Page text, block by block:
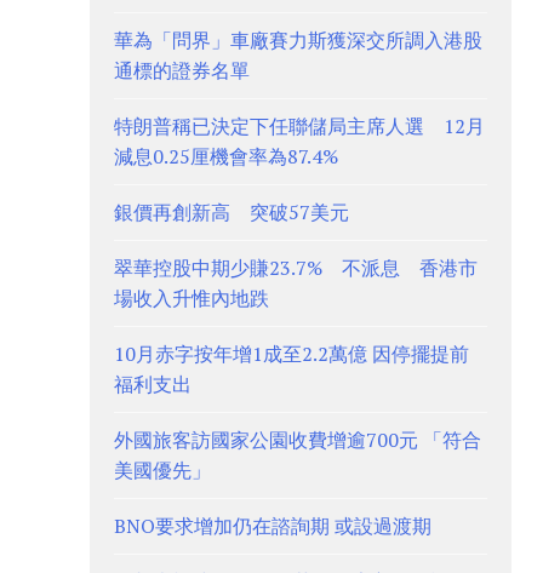
華為「問界」車廠賽力斯獲深交所調入港股
通標的證券名單
特朗普稱已決定下任聯儲局主席人選 12月
減息0.25厘機會率為87.4%
銀價再創新高 突破57美元
翠華控股中期少賺23.7% 不派息 香港市
場收入升惟內地跌
10月赤字按年增1成至2.2萬億 因停擺提前
福利支出
外國旅客訪國家公園收費增逾700元 「符合
美國優先」
BNO要求增加仍在諮詢期 或設過渡期